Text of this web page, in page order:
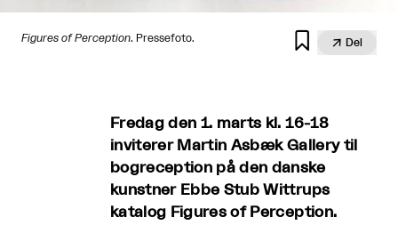
Figures of Perception. Pressefoto.   Del
Fredag den 1. marts kl. 16-18
inviterer Martin Asbæk Gallery til
bogreception på den danske
kunstner Ebbe Stub Wittrups
katalog Figures of Perception.